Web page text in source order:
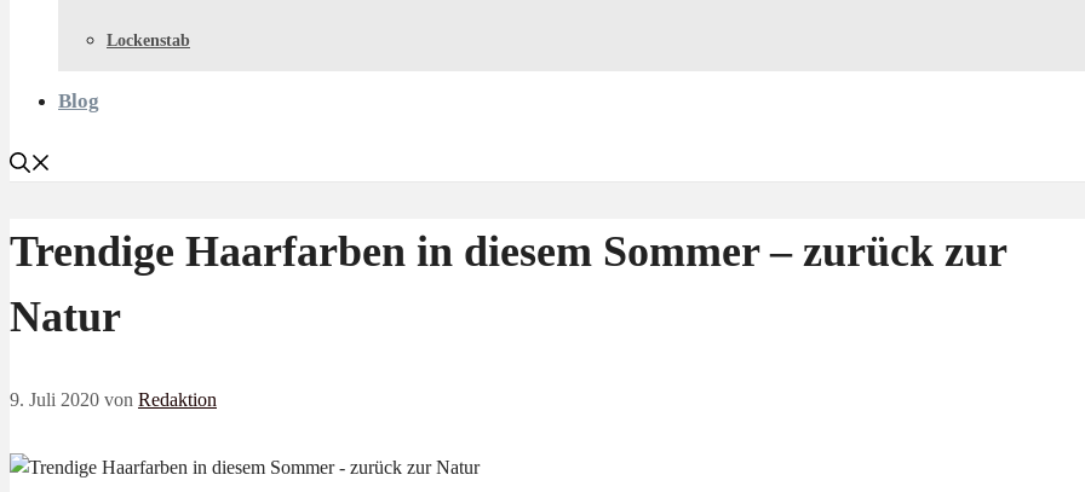
Lockenstab
Blog
Trendige Haarfarben in diesem Sommer – zurück zur
Natur
9. Juli 2020 von Redaktion